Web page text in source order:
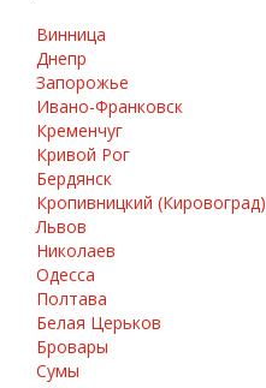
Винница
Днепр
Запорожье
Ивано-Франковск
Кременчуг
Кривой Рог
Бердянск
Кропивницкий (Кировоград)
Львов
Николаев
Одесса
Полтава
Белая Церьков
Бровары
Сумы